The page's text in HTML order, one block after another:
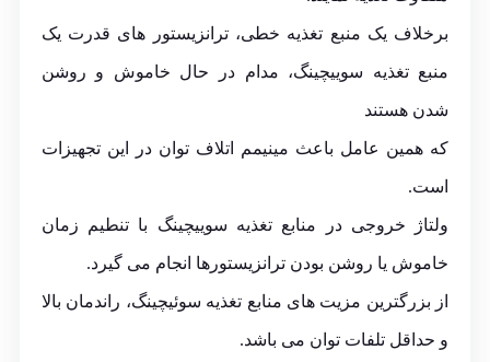
برخلاف یک منبع تغذیه خطی، ترانزیستور های قدرت یک
منبع تغذیه سوییچینگ، مدام در حال خاموش و روشن
شدن هستند
که همین عامل باعث مینیمم اتلاف توان در این تجهیزات
است.
ولتاژ خروجی در منابع تغذیه سوییچینگ با تنطیم زمان
خاموش یا روشن بودن ترانزیستورها انجام می گیرد.
از بزرگترین مزیت های منابع تغذیه سوئیچینگ، راندمان بالا
و حداقل تلفات توان می باشد.